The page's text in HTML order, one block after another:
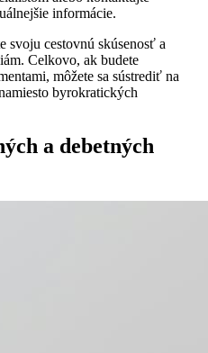
informácie.
cestovnú skúsenosť a
Celkovo, ak budete
môžete sa sústrediť na
byrokratických
a debetných